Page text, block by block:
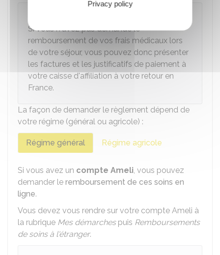
Si vous n'avez pas demandé le
remboursement de vos frais médicaux lors
de votre séjour, vous pouvez donc présenter
les factures et les justificatifs de paiement à
votre caisse d'affiliation à votre retour en
France.
La façon de demander le règlement dépend de
votre régime (général ou agricole) :
Régime général Régime agricole
Si vous avez un compte Ameli, vous pouvez
demander le remboursement de ces soins en
ligne.
Vous devez vous rendre sur votre compte Ameli à
la rubrique Mes démarchespuis Remboursements
de soins à l'étranger.
Privacy policy